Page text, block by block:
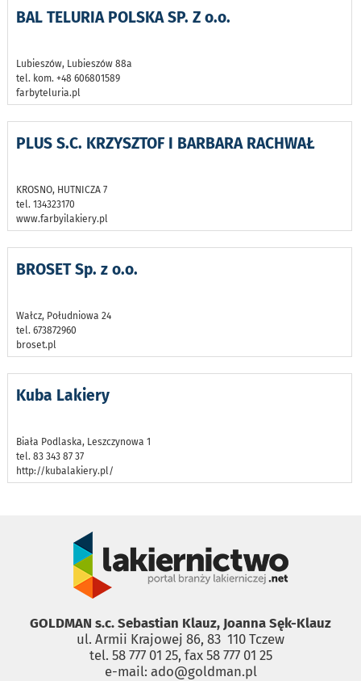
BAL TELURIA POLSKA SP. Z o.o.
Lubieszów, Lubieszów 88a
tel. kom. +48 606801589
farbyteluria.pl
PLUS S.C. KRZYSZTOF I BARBARA RACHWAŁ
KROSNO, HUTNICZA 7
tel. 134323170
www.farbyilakiery.pl
BROSET Sp. z o.o.
Wałcz, Południowa 24
tel. 673872960
broset.pl
Kuba Lakiery
Biała Podlaska, Leszczynowa 1
tel. 83 343 87 37
http://kubalakiery.pl/
GOLDMAN s.c. Sebastian Klauz, Joanna Sęk-Klauz
ul. Armii Krajowej 86, 83 ­ 110 Tczew
tel. 58 777 01 25, fax 58 777 01 25
e-mail: ado@goldman.pl